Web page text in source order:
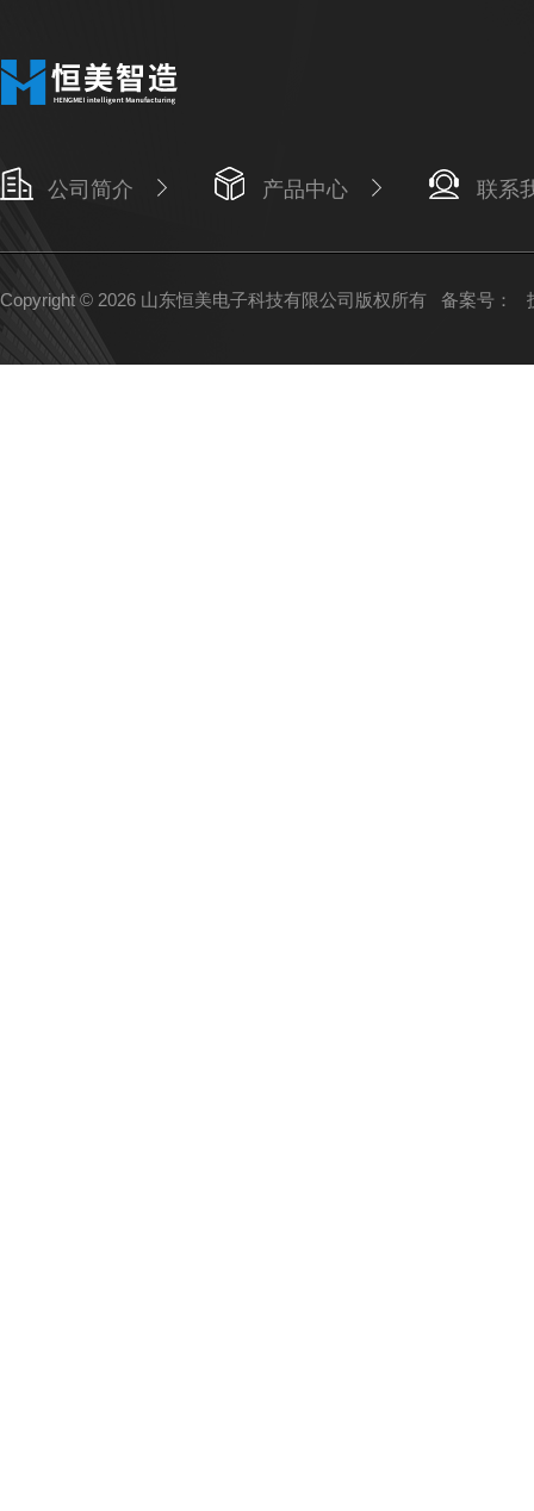
公司简介 产品中心 联系
Copyright © 2026 山东恒美电子科技有限公司版权所有 备案号：